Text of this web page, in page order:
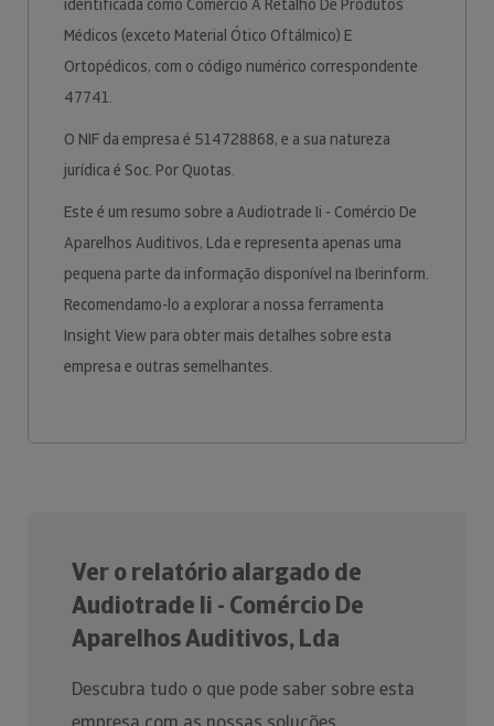
identificada como Comércio A Retalho De Produtos
Médicos (exceto Material Ótico Oftálmico) E
Ortopédicos, com o código numérico correspondente
47741.
O NIF da empresa é 514728868, e a sua natureza
jurídica é Soc. Por Quotas.
Este é um resumo sobre a Audiotrade Ii - Comércio De
Aparelhos Auditivos, Lda e representa apenas uma
pequena parte da informação disponível na Iberinform.
Recomendamo-lo a explorar a nossa ferramenta
Insight View para obter mais detalhes sobre esta
empresa e outras semelhantes.
Ver o relatório alargado de
Audiotrade Ii - Comércio De
Aparelhos Auditivos, Lda
Descubra tudo o que pode saber sobre esta